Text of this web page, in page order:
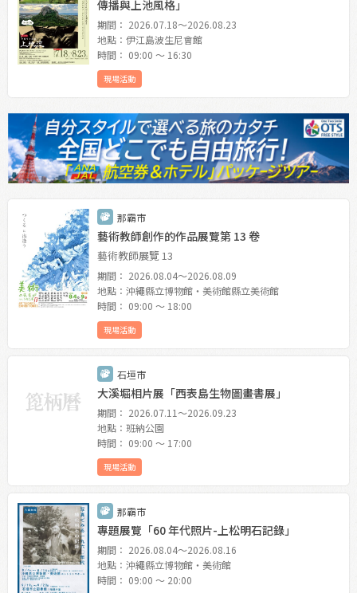
傳播與上池風格」
期間： 2026.07.18〜2026.08.23
地點：伊江島波生尼會館
時間： 09:00 〜 16:30
現場活動
那霸市
藝術教師創作的作品展覽第 13 卷
藝術教師展覽 13
期間： 2026.08.04〜2026.08.09
地點：沖繩縣立博物館・美術館縣立美術館
時間： 09:00 〜 18:00
現場活動
石垣市
大溪堀相片展「西表島生物圖畫書展」
期間： 2026.07.11〜2026.09.23
地點：班納公園
時間： 09:00 〜 17:00
現場活動
那霸市
專題展覽「60 年代照片-上松明石記錄」
期間： 2026.08.04〜2026.08.16
地點：沖繩縣立博物館・美術館
時間： 09:00 〜 20:00